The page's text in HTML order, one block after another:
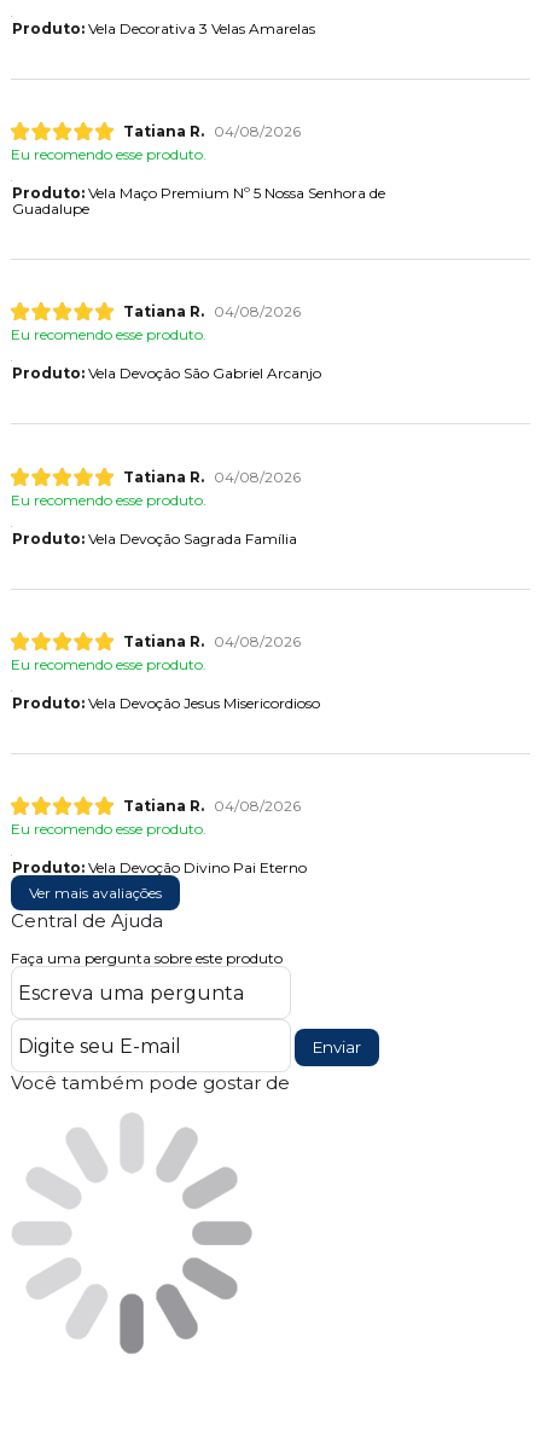
Produto:Vela Decorativa 3 Velas Amarelas
Tatiana R.
04/08/2026
Eu recomendo esse produto.
Produto:Vela Maço Premium Nº 5 Nossa Senhora de
Guadalupe
Tatiana R.
04/08/2026
Eu recomendo esse produto.
Produto:Vela Devoção São Gabriel Arcanjo
Tatiana R.
04/08/2026
Eu recomendo esse produto.
Produto:Vela Devoção Sagrada Família
Tatiana R.
04/08/2026
Eu recomendo esse produto.
Produto:Vela Devoção Jesus Misericordioso
Tatiana R.
04/08/2026
Eu recomendo esse produto.
Produto:Vela Devoção Divino Pai Eterno
Ver mais avaliações
Central de Ajuda
Faça uma pergunta sobre este produto
Enviar
Você também pode gostar de